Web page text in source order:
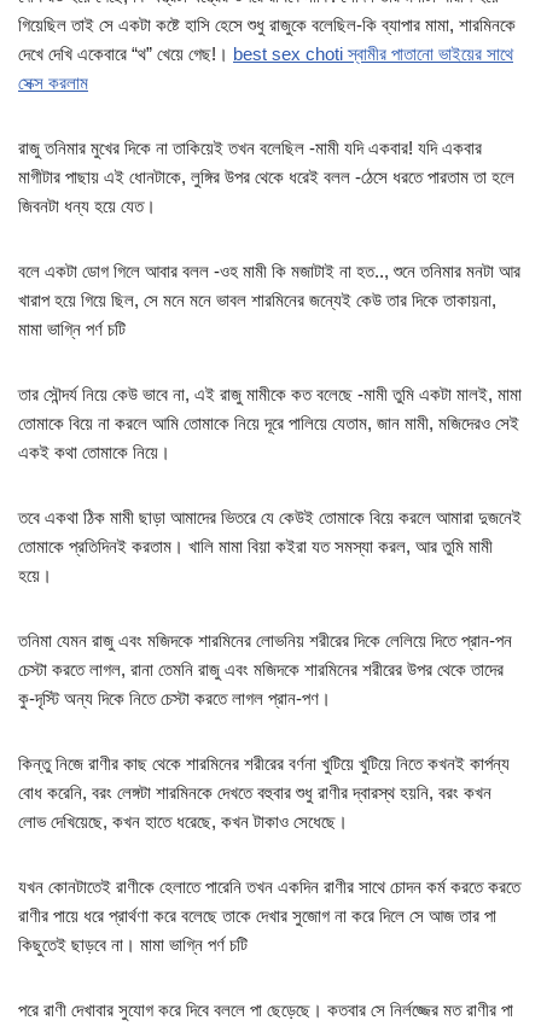
গিয়েছিল তাই সে একটা কষ্টে হাসি হেসে শুধু রাজুকে বলেছিল-কি ব্যাপার মামা, শারমিনকে
দেখে দেখি একেবারে “থ” খেয়ে গেছ!। best sex choti স্বামীর পাতানো ভাইয়ের সাথে
সেক্স করলাম
রাজু তনিমার মুখের দিকে না তাকিয়েই তখন বলেছিল -মামী যদি একবার! যদি একবার
মাগীটার পাছায় এই ধোনটাকে, লুঙ্গির উপর থেকে ধরেই বলল -ঠেসে ধরতে পারতাম তা হলে
জিবনটা ধন্য হয়ে যেত।
বলে একটা ডোগ গিলে আবার বলল -ওহ মামী কি মজাটাই না হত.., শুনে তনিমার মনটা আর
খারাপ হয়ে গিয়ে ছিল, সে মনে মনে ভাবল শারমিনের জন্যেই কেউ তার দিকে তাকায়না,
মামা ভাগ্নি পর্ণ চটি
তার সৌন্দর্য নিয়ে কেউ ভাবে না, এই রাজু মামীকে কত বলেছে -মামী তুমি একটা মালই, মামা
তোমাকে বিয়ে না করলে আমি তোমাকে নিয়ে দূরে পালিয়ে যেতাম, জান মামী, মজিদেরও সেই
একই কথা তোমাকে নিয়ে।
তবে একথা ঠিক মামী ছাড়া আমাদের ভিতরে যে কেউই তোমাকে বিয়ে করলে আমারা দুজনেই
তোমাকে প্রতিদিনই করতাম। খালি মামা বিয়া কইরা যত সমস্যা করল, আর তুমি মামী
হয়ে।
তনিমা যেমন রাজু এবং মজিদকে শারমিনের লোভনিয় শরীরের দিকে লেলিয়ে দিতে প্রান-পন
চেস্টা করতে লাগল, রানা তেমনি রাজু এবং মজিদকে শারমিনের শরীরের উপর থেকে তাদের
কু-দৃস্টি অন্য দিকে নিতে চেস্টা করতে লাগল প্রান-পণ।
কিন্তু নিজে রাণীর কাছ থেকে শারমিনের শরীরের বর্ণনা খুটিয়ে খুটিয়ে নিতে কখনই কার্পন্য
বোধ করেনি, বরং লেঙ্গটা শারমিনকে দেখতে বহুবার শুধু রাণীর দ্বারস্থ হয়নি, বরং কখন
লোভ দেখিয়েছে, কখন হাতে ধরেছে, কখন টাকাও সেধেছে।
যখন কোনটাতেই রাণীকে হেলাতে পারেনি তখন একদিন রাণীর সাথে চোদন কর্ম করতে করতে
রাণীর পায়ে ধরে প্রার্থণা করে বলেছে তাকে দেখার সুজোগ না করে দিলে সে আজ তার পা
কিছুতেই ছাড়বে না। মামা ভাগ্নি পর্ণ চটি
পরে রাণী দেখাবার সুযোগ করে দিবে বললে পা ছেড়েছে। কতবার সে নির্লজ্জের মত রাণীর পা